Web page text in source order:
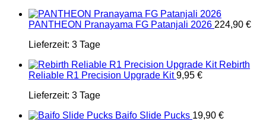
PANTHEON Pranayama FG Patanjali 2026 224,90 €
Lieferzeit: 3 Tage
Rebirth
Reliable R1 Precision Upgrade Kit 9,95 €
Lieferzeit: 3 Tage
Baifo Slide Pucks 19,90 €